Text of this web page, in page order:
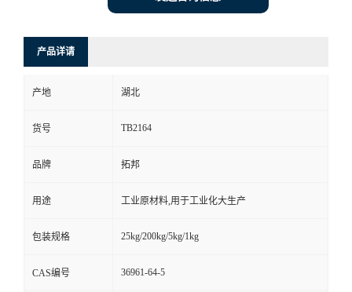
产品详请
产地 湖北
货号 TB2164
品牌 拓邦
用途 工业原材料,用于工业化大生产
包装规格 25kg/200kg/5kg/1kg
CAS编号 36961-64-5